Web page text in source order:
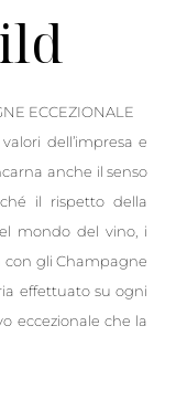
ECCEZIONALE
dell’impresa e
anche il senso
il rispetto della
mondo del vino, i
con gli Champagne
effettuato su ogni
eccezionale che la